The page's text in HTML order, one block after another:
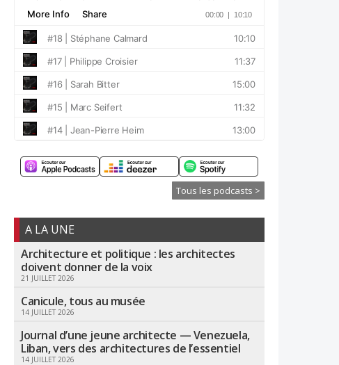
Tous les podcasts >
A LA UNE
Architecture et politique : les architectes
doivent donner de la voix
21 JUILLET 2026
Canicule, tous au musée
14 JUILLET 2026
Journal d’une jeune architecte — Venezuela,
Liban, vers des architectures de l’essentiel
14 JUILLET 2026